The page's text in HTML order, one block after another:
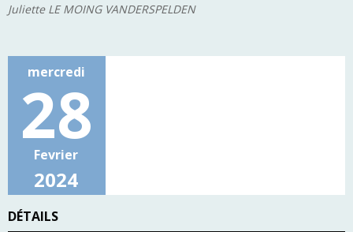
Juliette LE MOING VANDERSPELDEN
mercredi
28
Fevrier
2024
DÉTAILS